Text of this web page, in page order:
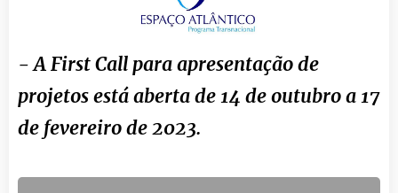
- A First Call para apresentação de
projetos está aberta de 14 de outubro a 17
de fevereiro de 2023.